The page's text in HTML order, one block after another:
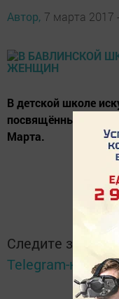
Автор, 7 марта 2017
В детской школе
посвящённый
Марта.
Следите за
Telegram-канале